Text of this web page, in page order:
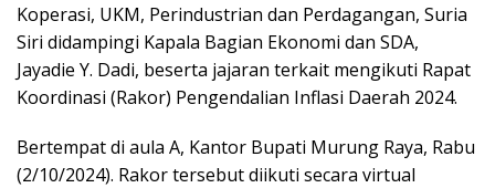
Koperasi, UKM, Perindustrian dan Perdagangan, Suria
Siri didampingi Kapala Bagian Ekonomi dan SDA,
Jayadie Y. Dadi, beserta jajaran terkait mengikuti Rapat
Koordinasi (Rakor) Pengendalian Inflasi Daerah 2024.
Bertempat di aula A, Kantor Bupati Murung Raya, Rabu
(2/10/2024). Rakor tersebut diikuti secara virtual